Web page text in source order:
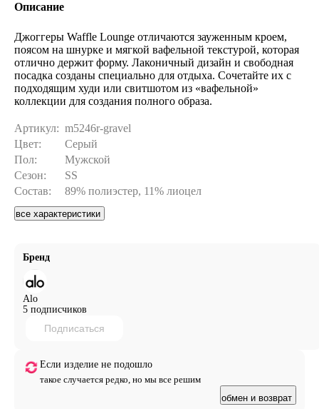
Описание
Джоггеры Waffle Lounge отличаются зауженным кроем,
поясом на шнурке и мягкой вафельной текстурой, которая
отлично держит форму. Лаконичный дизайн и свободная
посадка созданы специально для отдыха. Сочетайте их с
подходящим худи или свитшотом из «вафельной»
коллекции для создания полного образа.
Артикул: m5246r-gravel
Цвет:
Серый
Пол:
Мужской
Сезон:
SS
Состав:
89% полиэстер, 11% лиоцел
все характеристики
Бренд
Alo
5 подписчиков
Подписаться
Если изделие не подошло
такое случается редко, но мы все решим
обмен и возврат